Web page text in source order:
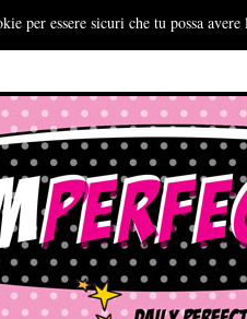
per essere sicuri che tu possa